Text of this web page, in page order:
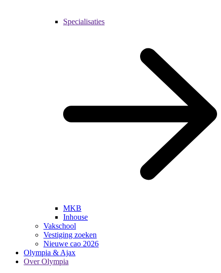
Specialisaties
MKB
Inhouse
Vakschool
Vestiging zoeken
Nieuwe cao 2026
Olympia & Ajax
Over Olympia